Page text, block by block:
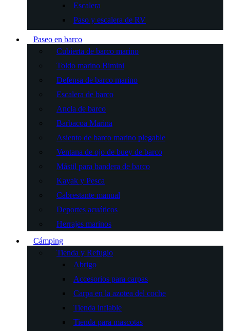
Escalera
Paso y escalera de RV
Paseo en barco
Cubierta de barco marino
Toldo marino Bimini
Defensa de barco marino
Escalera de barco
Ancla de barco
Barbacoa Marina
Asiento de barco marino plegable
Ventana de ojo de buey de barco
Mástil para bandera de barco
Kayak y Pesca
Cabrestante manual
Deportes acuáticos
Herrajes marinos
Cámping
Tienda y Refugio
Abrigo
Accesorios para carpas
Carpa en la azotea del coche
Tienda inflable
Tienda para mascotas